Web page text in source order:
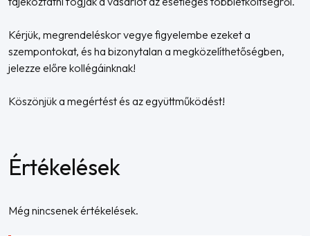
Kérjük, megrendeléskor vegye figyelembe ezeket a
szempontokat, és ha bizonytalan a megközelíthetőségben,
jelezze előre kollégáinknak!
Köszönjük a megértést és az együttműködést!
Értékelések
Még nincsenek értékelések.